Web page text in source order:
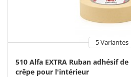
5 Variantes
510 Alfa EXTRA Ruban adhésif
crêpe pour l'intérieur